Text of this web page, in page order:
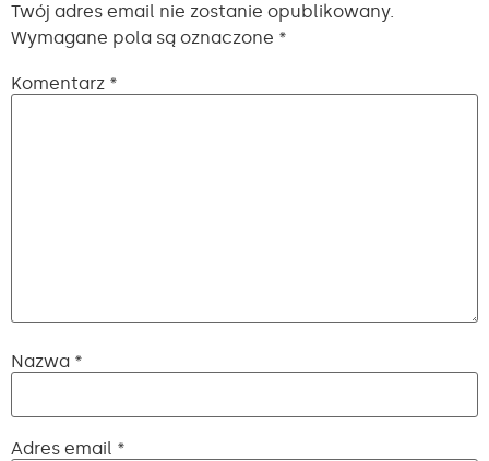
Twój adres email nie zostanie opublikowany.
Wymagane pola są oznaczone *
Komentarz *
Nazwa *
Adres email *